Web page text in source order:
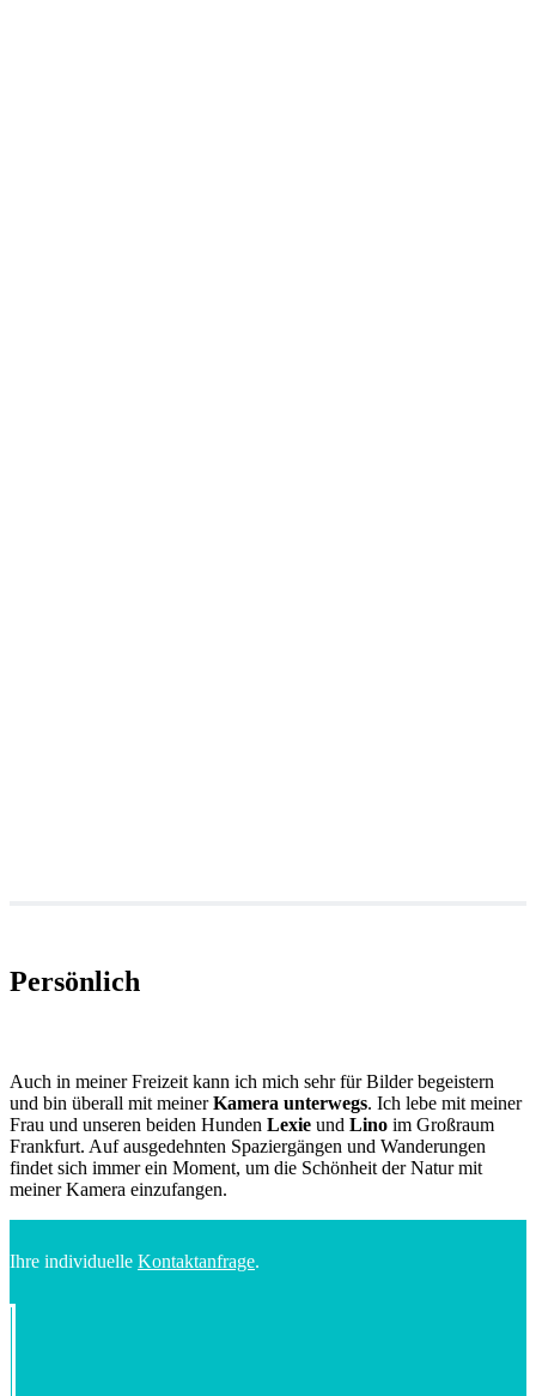
Persönlich
Auch in meiner Freizeit kann ich mich sehr für Bilder begeistern
und bin überall mit meinerKamera unterwegs. Ich lebe mit meiner
Frau und unseren beiden Hunden Lexie und Lino im Großraum
Frankfurt. Auf ausgedehnten Spaziergängen und Wanderungen
findet sich immer ein Moment, um die Schönheit der Natur mit
meiner Kamera einzufangen.
Ihre individuelle Kontaktanfrage.